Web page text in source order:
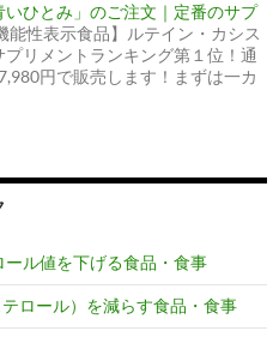
ひとみ」のご注文｜定番のサプ
能性表示食品】ルテイン・カシス
リメントランキング第１位！通
円で販売します！まずは一カ
ル値を下げる食品・食事
ロール）を減らす食品・食事